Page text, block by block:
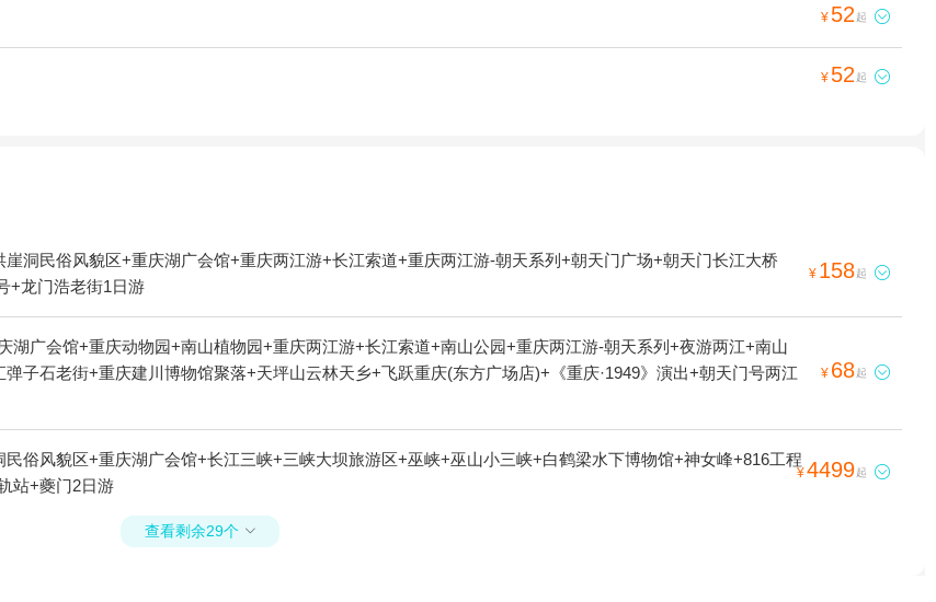
¥ 52 起 
¥ 52 起 
洞民俗风貌区+重庆湖广会馆+重庆两江游+长江索道+重庆两江游-朝天系列+朝天门广场+朝天门长江大桥
+龙门浩老街1日游
¥ 158起 
湖广会馆+重庆动物园+南山植物园+重庆两江游+长江索道+南山公园+重庆两江游-朝天系列+夜游两江+南山
子石老街+重庆建川博物馆聚落+天坪山云林天乡+飞跃重庆(东方广场店)+《重庆·1949》演出+朝天门号两江
¥ 68起 
俗风貌区+重庆湖广会馆+长江三峡+三峡大坝旅游区+巫峡+巫山小三峡+白鹤梁水下博物馆+神女峰+816工程
站+夔门2日游
¥4499起 
查看剩余29个 